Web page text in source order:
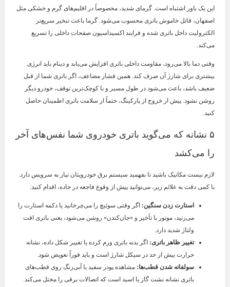
این یک باور اشتباه است. گرمای شدید، مخصوصاً در اقلیم‌های گرم و خشکی مثل
اصفهان، قاتل خاموش باتری محسوب می‌شود. گرما باعث تبخیر سریع‌تر
الکترولیت داخل باتری شده و فرایند اکسیداسیون صفحات داخلی را تسریع
می‌کند.
وقتی دما بالا می‌رود، مقاومت داخلی باتری افزایش می‌یابد و دینام باید انرژی
بیشتری برای شارژ آن صرف کند. همین فشار مضاعف، اگر باتری شما از قبل
ضعیف باشد، باعث می‌شود در طول مسیر و با کوچک‌ترین توقف، خودرو دیگر
روشن نشود. پیش از خروج از پارکینگ، حتماً از سلامت باتری اطمینان حاصل
کنید.
۵ نشانه که می‌گوید باتری خودروی شما نفس‌های آخر
را می‌کشد
لازم نیست مکانیک باشید تا بفهمید سیستم برق خودرویتان نیاز به سرویس دارد.
با کمی دقت به علائم زیر، می‌توانید پیش از وقوع فاجعه در جاده، اقدام کنید:
استارت زدن سنگین: اگر وقتی سوئیچ را می‌چرخانید یا دکمه استارت را
می‌زنید، موتور با تأخیر و «جان‌کندن» روشن می‌شود، یعنی باتری افت
ولتاژ شدید دارد.
تغییر ظاهر باتری: اگر بدنه باتری ورم کرده یا تغییر شکل داده، نشانه
حرارت بیش از حد در سیکل شارژ است و باید فوراً تعویض شود.
سولفاته شدن قطب‌ها: مشاهده پودر سفید یا آبی‌رنگ روی قطب‌های
باتری نشانه نشت گاز یا اسید است که اتصالات برقی را مختل می‌کند.